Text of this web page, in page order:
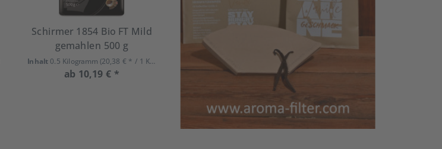
Schirmer 1854 Bio FT Mild
gemahlen 500 g
Inhalt 0.5 Kilogramm (20,38 € * / 1 Kilogramm)
ab 10,19 € *